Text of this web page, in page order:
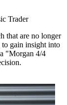
Trader
that are no longer
to gain insight into
"Morgan 4/4